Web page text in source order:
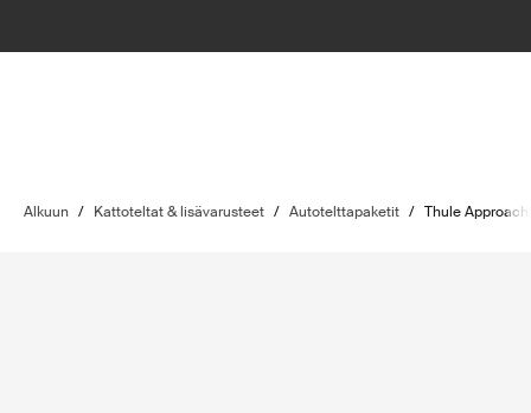
Alkuun / Kattoteltat & lisävarusteet / Autotelttapaketit / Thule